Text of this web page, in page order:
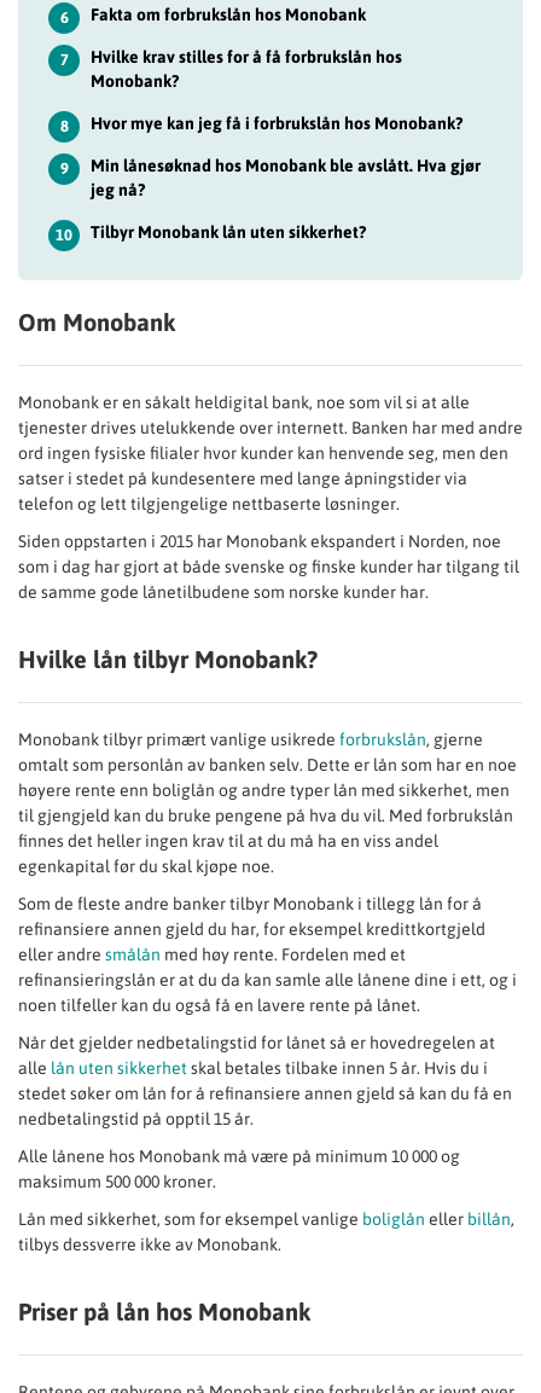
6 Fakta om forbrukslån hos Monobank
7
Hvilke krav stilles for å få forbrukslån hos
Monobank?
8 Hvor mye kan jeg få i forbrukslån hos Monobank?
9
Min lånesøknad hos Monobank ble avslått. Hva gjør
jeg nå?
10 Tilbyr Monobank lån uten sikkerhet?
Om Monobank
Monobank er en såkalt heldigital bank, noe som vil si at alle
tjenester drives utelukkende over internett. Banken har med andre
ord ingen fysiske filialer hvor kunder kan henvende seg, men den
satser i stedet på kundesentere med lange åpningstider via
telefon og lett tilgjengelige nettbaserte løsninger.
Siden oppstarten i 2015 har Monobank ekspandert i Norden, noe
som i dag har gjort at både svenske og finske kunder har tilgang til
de samme gode lånetilbudene som norske kunder har.
Hvilke lån tilbyr Monobank?
Monobank tilbyr primært vanlige usikrede forbrukslån, gjerne
omtalt som personlån av banken selv. Dette er lån som har en noe
høyere rente enn boliglån og andre typer lån med sikkerhet, men
til gjengjeld kan du bruke pengene på hva du vil. Med forbrukslån
finnes det heller ingen krav til at du må ha en viss andel
egenkapital før du skal kjøpe noe.
Som de fleste andre banker tilbyr Monobank i tillegg lån for å
refinansiere annen gjeld du har, for eksempel kredittkortgjeld
eller andre smålån med høy rente. Fordelen med et
refinansieringslån er at du da kan samle alle lånene dine i ett, og i
noen tilfeller kan du også få en lavere rente på lånet.
Når det gjelder nedbetalingstid for lånet så er hovedregelen at
alle lån uten sikkerhet skal betales tilbake innen 5 år. Hvis du i
stedet søker om lån for å refinansiere annen gjeld så kan du få en
nedbetalingstid på opptil 15 år.
Alle lånene hos Monobank må være på minimum 10 000 og
maksimum 500 000 kroner.
Lån med sikkerhet, som for eksempel vanlige boliglån eller billån,
tilbys dessverre ikke av Monobank.
Priser på lån hos Monobank